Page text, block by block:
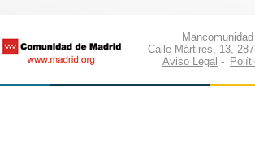
Calle Mártires, 13,
Aviso Legal -